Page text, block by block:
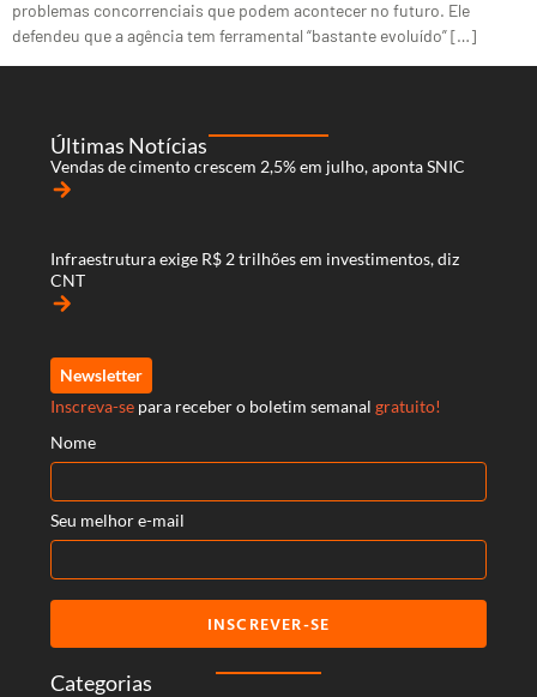
problemas concorrenciais que podem acontecer no futuro. Ele
defendeu que a agência tem ferramental “bastante evoluído” […]
Categorias
Últimas Notícias
Vendas de cimento crescem 2,5% em julho, aponta SNIC
arrow_forward
Infraestrutura exige R$ 2 trilhões em investimentos, diz
CNT
arrow_forward
Newsletter
Inscreva-se para receber o boletim semanal gratuito!
Nome
Seu melhor e-mail
INSCREVER-SE